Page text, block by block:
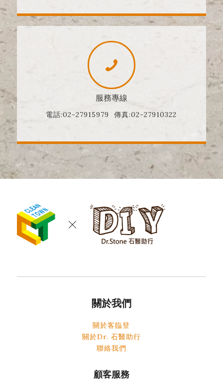
服務專線
電話:02-27915979 傳真:02-27910322
關於我們
關於客臨登
關於Dr. 石醫助行
聯絡我們
顧客服務